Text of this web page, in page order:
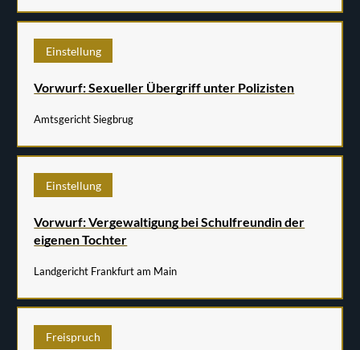
Einstellung
Vorwurf: Sexueller Übergriff unter Polizisten
Amtsgericht Siegbrug
Einstellung
Vorwurf: Vergewaltigung bei Schulfreundin der
eigenen Tochter
Landgericht Frankfurt am Main
Freispruch